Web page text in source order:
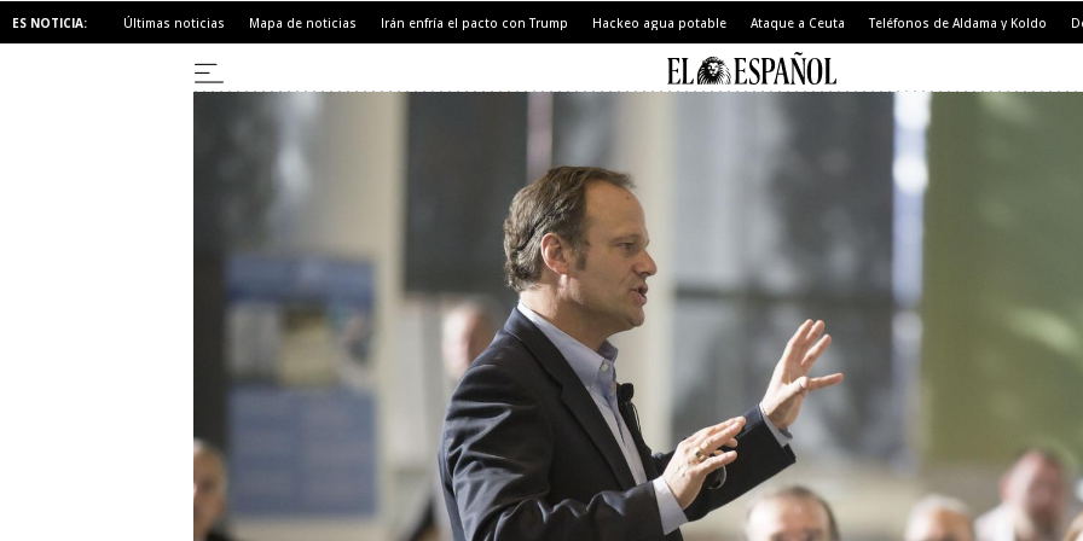
ES NOTICIA: Últimas noticias Mapa de noticias Irán enfría el pacto con Trump Hackeo agua potable Ataque a Ceuta Teléfonos de Aldama y Koldo